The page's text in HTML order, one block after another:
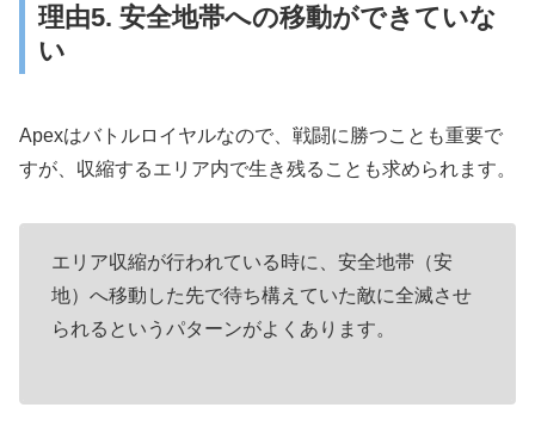
理由5. 安全地帯への移動ができていな
い
Apexはバトルロイヤルなので、戦闘に勝つことも重要で
すが、収縮するエリア内で生き残ることも求められます。
エリア収縮が行われている時に、安全地帯（安
地）へ移動した先で待ち構えていた敵に全滅させ
られるというパターンがよくあります。